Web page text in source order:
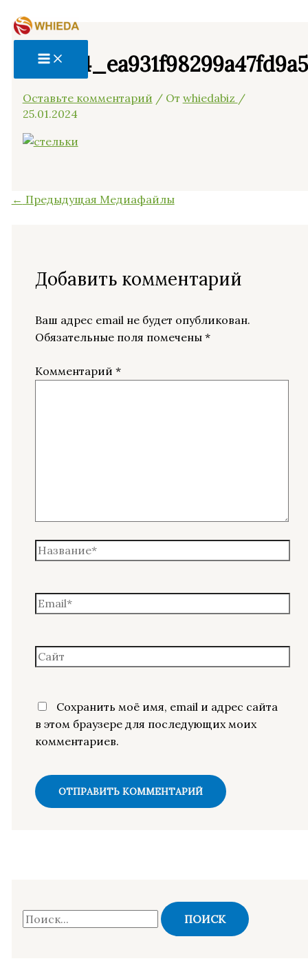
содержимому
MENU
о
с
к
:
Оставьте комментарий / От whiedabiz /
25.01.2024
← Предыдущая Медиафайлы
Добавить комментарий
Ваш адрес email не будет опубликован.
Обязательные поля помечены *
Комментарий *
Сохранить моё имя, email и адрес сайта
в этом браузере для последующих моих
комментариев.